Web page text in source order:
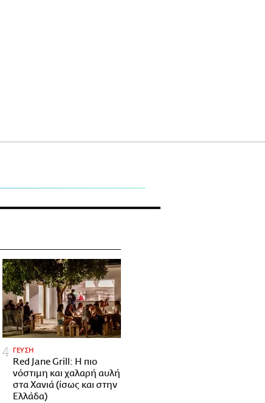
ΓΕΥΣΗ
Red Jane Grill: Η πιο
νόστιμη και χαλαρή αυλή
στα Χανιά (ίσως και στην
Ελλάδα)